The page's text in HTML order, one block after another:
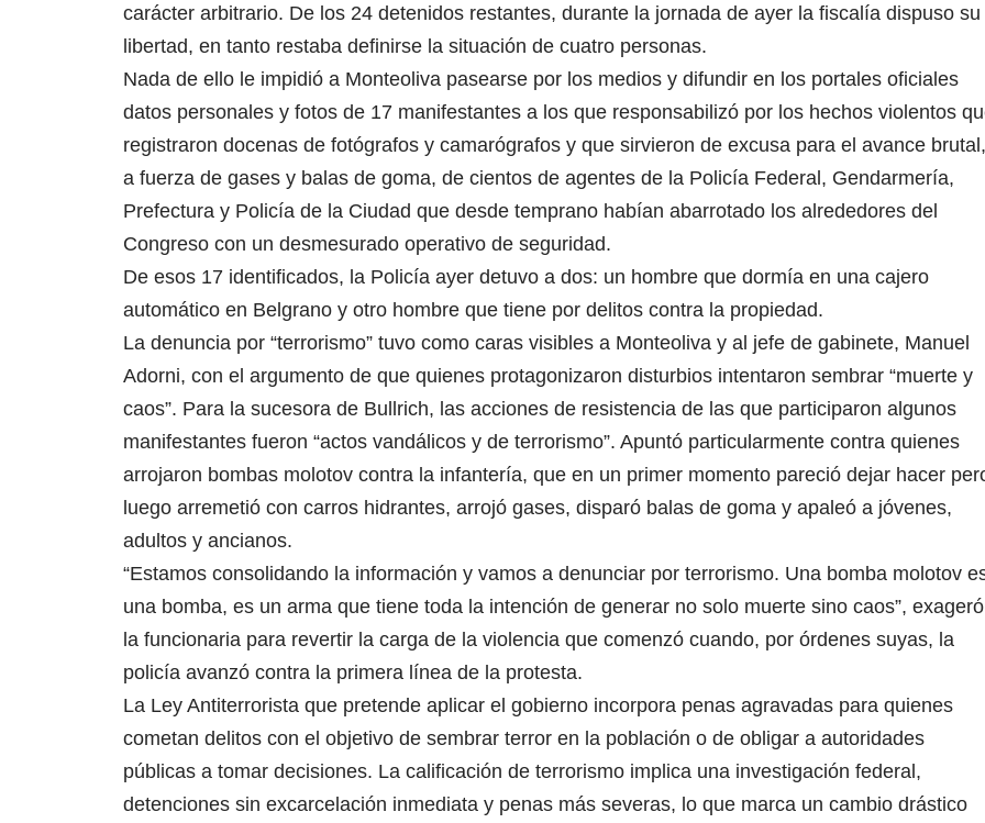
carácter arbitrario. De los 24 detenidos restantes, durante la jornada de ayer la fiscalía dispuso su
libertad, en tanto restaba definirse la situación de cuatro personas.
Nada de ello le impidió a Monteoliva pasearse por los medios y difundir en los portales oficiales
datos personales y fotos de 17 manifestantes a los que responsabilizó por los hechos violentos
registraron docenas de fotógrafos y camarógrafos y que sirvieron de excusa para el avance brutal,
a fuerza de gases y balas de goma, de cientos de agentes de la Policía Federal, Gendarmería,
Prefectura y Policía de la Ciudad que desde temprano habían abarrotado los alrededores del
Congreso con un desmesurado operativo de seguridad.
De esos 17 identificados, la Policía ayer detuvo a dos: un hombre que dormía en una cajero
automático en Belgrano y otro hombre que tiene por delitos contra la propiedad.
La denuncia por “terrorismo” tuvo como caras visibles a Monteoliva y al jefe de gabinete, Manuel
Adorni, con el argumento de que quienes protagonizaron disturbios intentaron sembrar “muerte y
caos”. Para la sucesora de Bullrich, las acciones de resistencia de las que participaron algunos
manifestantes fueron “actos vandálicos y de terrorismo”. Apuntó particularmente contra quienes
arrojaron bombas molotov contra la infantería, que en un primer momento pareció dejar hacer
luego arremetió con carros hidrantes, arrojó gases, disparó balas de goma y apaleó a jóvenes,
adultos y ancianos.
“Estamos consolidando la información y vamos a denunciar por terrorismo. Una bomba molotov
una bomba, es un arma que tiene toda la intención de generar no solo muerte sino caos”, exageró
la funcionaria para revertir la carga de la violencia que comenzó cuando, por órdenes suyas, la
policía avanzó contra la primera línea de la protesta.
La Ley Antiterrorista que pretende aplicar el gobierno incorpora penas agravadas para quienes
cometan delitos con el objetivo de sembrar terror en la población o de obligar a autoridades
públicas a tomar decisiones. La calificación de terrorismo implica una investigación federal,
detenciones sin excarcelación inmediata y penas más severas, lo que marca un cambio drástico